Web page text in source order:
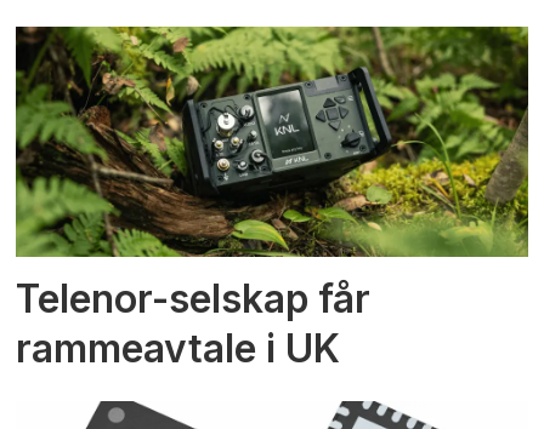
Telenor-selskap får
rammeavtale i UK